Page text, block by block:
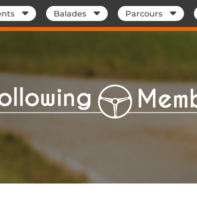
Balades Parcours